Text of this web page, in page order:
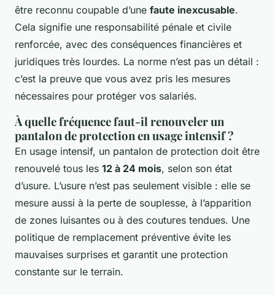
être reconnu coupable d’une faute inexcusable.
Cela signifie une responsabilité pénale et civile
renforcée, avec des conséquences financières et
juridiques très lourdes. La norme n’est pas un détail :
c’est la preuve que vous avez pris les mesures
nécessaires pour protéger vos salariés.
À quelle fréquence faut-il renouveler un
pantalon de protection en usage intensif ?
En usage intensif, un pantalon de protection doit être
renouvelé tous les 12 à 24 mois, selon son état
d’usure. L’usure n’est pas seulement visible : elle se
mesure aussi à la perte de souplesse, à l’apparition
de zones luisantes ou à des coutures tendues. Une
politique de remplacement préventive évite les
mauvaises surprises et garantit une protection
constante sur le terrain.